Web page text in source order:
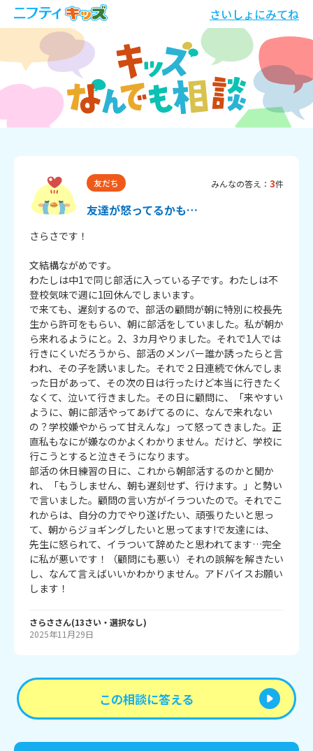
さいしょにみてね
友だち みんなの答え： 3件
友達が怒ってるかも…
さらさです！
文結構ながめです。
わたしは中1で同じ部活に入っている子です。わたしは不
登校気味で週に1回休んでしまいます。
で来ても、遅刻するので、部活の顧問が朝に特別に校長先
生から許可をもらい、朝に部活をしていました。私が朝か
ら来れるようにと。2、3カ月やりました。それで1人では
行きにくいだろうから、部活のメンバー誰か誘ったらと言
われ、その子を誘いました。それで２日連続で休んでしま
った日があって、その次の日は行ったけど本当に行きたく
なくて、泣いて行きました。その日に顧問に、「来やすい
ように、朝に部活やってあげてるのに、なんで来れない
の？学校嫌やからって甘えんな」って怒ってきました。正
直私もなにが嫌なのかよくわかりません。だけど、学校に
行こうとすると泣きそうになります。
部活の休日練習の日に、これから朝部活するのかと聞か
れ、「もうしません、朝も遅刻せず、行けます。」と勢い
で言いました。顧問の言い方がイラついたので。それでこ
れからは、自分の力でやり遂げたい、頑張りたいと思っ
て、朝からジョギングしたいと思ってます!で友達には、
先生に怒られて、イラついて辞めたと思われてます…完全
に私が悪いです！（顧問にも悪い）それの誤解を解きたい
し、なんて言えばいいかわかりません。アドバイスお願い
します！
さらささん(13さい・ 選択なし)
2025年11月29日
この相談に答える